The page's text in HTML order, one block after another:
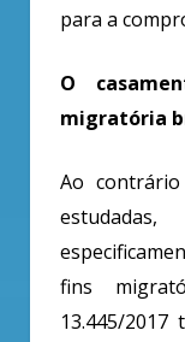
para a
O
migratória
Ao
fins
13.445/